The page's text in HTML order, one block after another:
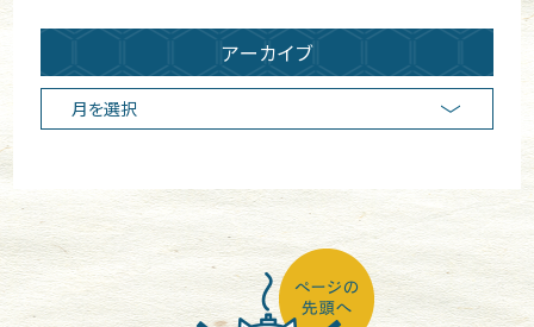
アーカイブ